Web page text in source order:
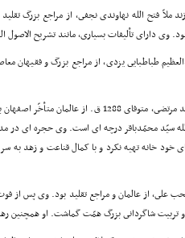
ملاّ فتح الله نهاوندى نجفى، از مراجع بزرگ
داراى تألیفات بسیارى، مانند تشریح الاصول
طباطبایى یزدى، از مراجع بزرگ و فقیهان
، فرزند سیّد مرتضى، متوفاى 1288 ق. از
سیّد محمّدباقر درچه اى است. وى حجره اى در
خود خانه تهیه نکرد و با کمال قناعت و زهد به
على، از عالمان و مراجع تقلید بود. وى پس از
شاگردانى بزرگ همّت گماشت. او همچنین رهبر